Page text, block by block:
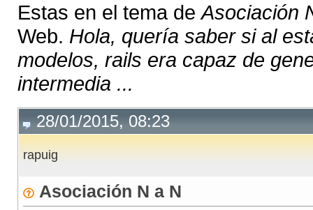
Estas en el tema deAsociación
Web. Hola, quería saber si al
modelos, rails era capaz de
intermedia ...
28/01/2015, 08:23
rapuig
Asociación N a N